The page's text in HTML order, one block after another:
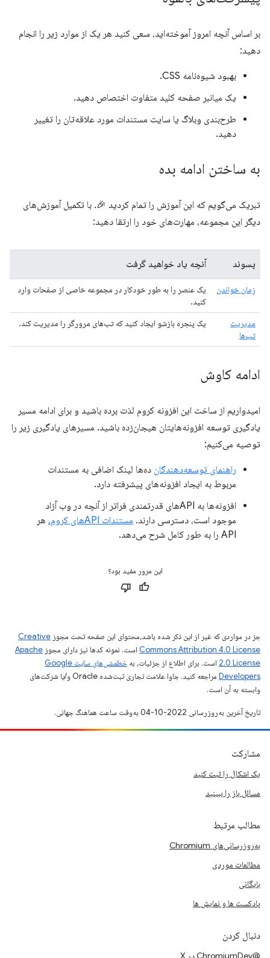
بر اساس آنچه امروز آموخته‌اید، سعی کنید هر یک از موارد زیر را انجام
دهید:
بهبود شیوه‌نامه CSS.
یک میانبر صفحه کلید متفاوت اختصاص دهید.
طرح‌بندی وبلاگ یا سایت مستندات مورد علاقه‌تان را تغییر
دهید.
به ساختن ادامه بده
تبریک می‌گویم که این آموزش را تمام کردید 🎉. با تکمیل آموزش‌های
دیگر این مجموعه، مهارت‌های خود را ارتقا دهید:
پسوند آنچه یاد خواهید گرفت
زمان خواندن
یک عنصر را به طور خودکار در مجموعه خاصی از صفحات وارد
کنید.
مدیریت
تب‌ها
یک پنجره بازشو ایجاد کنید که تب‌های مرورگر را مدیریت کند.
ادامه کاوش
امیدواریم از ساخت این افزونه کروم لذت برده باشید و برای ادامه مسیر
یادگیری توسعه افزونه‌هایتان هیجان‌زده باشید. مسیرهای یادگیری زیر را
توصیه می‌کنیم:
راهنمای توسعه‌دهندگان ده‌ها لینک اضافی به مستندات
مربوط به ایجاد افزونه‌های پیشرفته دارد.
افزونه‌ها به APIهای قدرتمندی فراتر از آنچه در وب آزاد
موجود است، دسترسی دارند. مستندات APIهای کروم،
هر
API را به طور کامل شرح می‌دهد.
این مرور مفید بود؟
جز در مواردی که غیر از این ذکر شده باشد،‌محتوای این صفحه تحت مجوز Creative
Commons Attribution 4.0 License است. نمونه کدها نیز دارای مجوز Apache
2.0 License است. برای اطلاع از جزئیات، به
خطمشی‌های سایت Google
Developers‏
مراجعه کنید. جاوا علامت تجاری ثبت‌شده Oracle و/یا شرکت‌های
وابسته به آن است.
تاریخ آخرین به‌روزرسانی 2022-10-04 به‌وقت ساعت هماهنگ جهانی.
مشارکت
یک اشکال را ثبت کنید
مسائل باز را ببینید
مطالب مرتبط
به‌روزرسانی‌های Chromium
مطالعات موردی
بایگانی
پادکست ها و نمایش ها
دنبال کردن
@ChromiumDev در X